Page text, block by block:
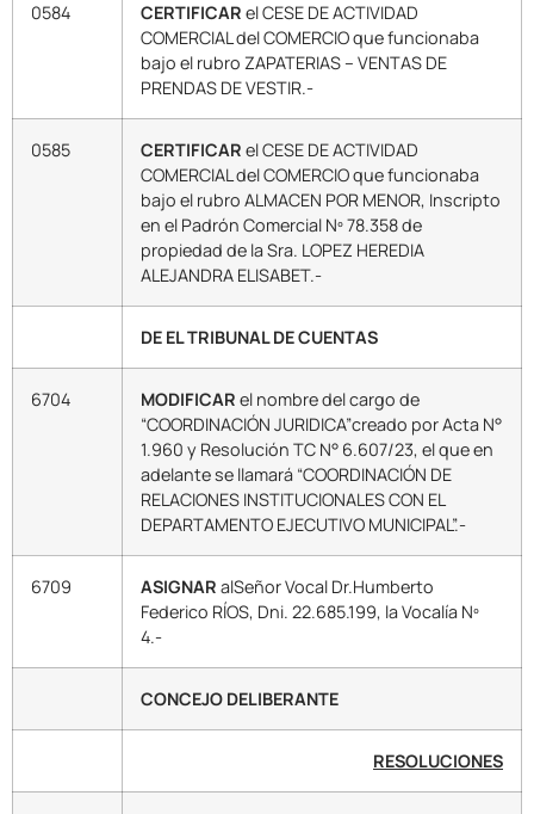
0584 CERTIFICAR el CESE DE ACTIVIDAD
COMERCIAL del COMERCIO que funcionaba
bajo el rubro ZAPATERIAS – VENTAS DE
PRENDAS DE VESTIR.-
0585 CERTIFICAR el CESE DE ACTIVIDAD
COMERCIAL del COMERCIO que funcionaba
bajo el rubro ALMACEN POR MENOR, Inscripto
en el Padrón Comercial Nº 78.358 de
propiedad de la Sra. LOPEZ HEREDIA
ALEJANDRA ELISABET.-
DE EL TRIBUNAL DE CUENTAS
6704 MODIFICAR el nombre del cargo de
“COORDINACIÓN JURIDICA”creado por Acta N°
1.960 y Resolución TC N° 6.607/23, el que en
adelante se llamará “COORDINACIÓN DE
RELACIONES INSTITUCIONALES CON EL
DEPARTAMENTO EJECUTIVO MUNICIPAL”.-
6709 ASIGNAR alSeñor Vocal Dr.Humberto
Federico RÍOS, Dni. 22.685.199, la Vocalía Nº
4.-
CONCEJO DELIBERANTE
RESOLUCIONES